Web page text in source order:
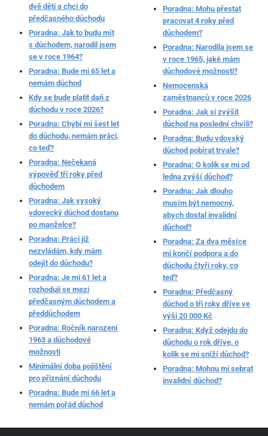
dvě děti a chci do
předčasného důchodu
Poradna: Jak to budu mít
s důchodem, narodil jsem
se v roce 1964?
Poradna: Bude mi 65 let a
nemám důchod
Kdy se bude platit daň z
důchodu v roce 2026?
Poradna: Chybí mi šest let
do důchodu, nemám práci,
co teď?
Poradna: Nečekaná
výpověď tři roky před
důchodem
Poradna: Jak vysoký
vdovecký důchod dostanu
po manželce?
Poradna: Práci již
nezvládám, kdy mám
odejít do důchodu?
Poradna: Je mi 61 let a
rozhoduji se mezi
předčasným důchodem a
předdůchodem
Poradna: Ročník narození
1963 a důchodové
možnosti
Minimální doba pojištění
pro přiznání důchodu
Poradna: Bude mi 66 let a
nemám pořád důchod
Poradna: Mohu přestat
pracovat 4 roky před
důchodem?
Poradna: Narodila jsem se
v roce 1965, jaké mám
důchodové možnosti?
Nemocenská
zaměstnanců v roce 2026
Poradna: Jak si zvýšit
důchod na poslední chvíli?
Poradna: Budu vdovský
důchod pobírat trvale?
Poradna: O kolik se mi od
ledna zvýší důchod?
Poradna: Jak dlouho
musím být nemocný,
abych dostal invalidní
důchod?
Poradna: Za dva měsíce
mi končí podpora a do
důchodu čtyři roky, co
teď?
Poradna: Předčasný
důchod o tři roky dříve ve
výši 20 000 Kč
Poradna: Když odejdu do
důchodu o rok dříve, o
kolik se mi sníží důchod?
Poradna: Mohou mi sebrat
invalidní důchod?